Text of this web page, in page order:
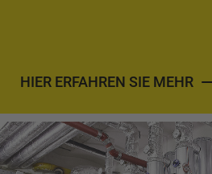
HIER ERFAHREN SIE MEHR